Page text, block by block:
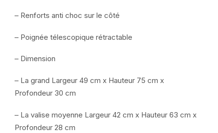
– Renforts anti choc sur le côté
– Poignée télescopique rétractable
– Dimension
– La grand Largeur 49 cm x Hauteur 75 cm x
Profondeur 30 cm
– La valise moyenne Largeur 42 cm x Hauteur 63 cm x
Profondeur 28 cm